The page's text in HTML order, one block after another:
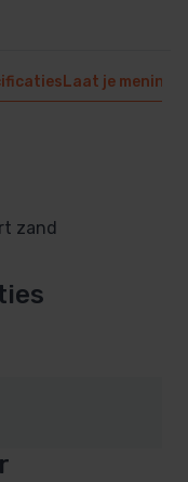
Laat je mening
zand